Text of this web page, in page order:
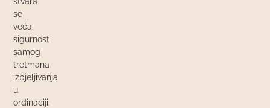
se
veća
sigurnost
samog
tretmana
izbjeljivanja
u
ordinaciji.